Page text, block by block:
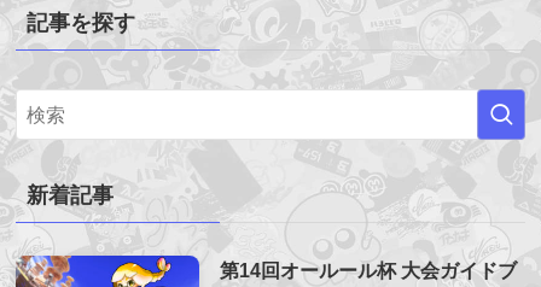
記事を探す
新着記事
第14回オールール杯 大会ガイドブ